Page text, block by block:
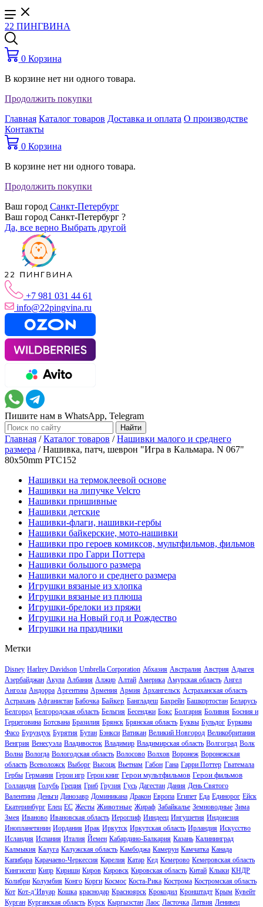
22 ПИНГВИНА
0 Корзина
В корзине нет ни одного товара.
Продолжить покупки
Главная Каталог товаров Доставка и оплата О производстве
Контакты
0 Корзина
В корзине нет ни одного товара.
Продолжить покупки
Ваш город Санкт-Петербург
Ваш город Санкт-Петербург ?
Да, все верно Выбрать другой
+7 981 031 44 61
info@22pingvina.ru
Пишите нам в WhatsApp, Telegram
Главная /Каталог товаров /Нашивки малого и среднего
размера /Нашивка, патч, шеврон "Игра в Кальмара. N 067"
80x50mm PTC152
Нашивки на термоклеевой основе
Нашивки на липучке Velcro
Нашивки пришивные
Нашивки детские
Нашивки-флаги, нашивки-гербы
Нашивки байкерские, мото-нашивки
Нашивки про героев комиксов, мультфильмов, фильмов
Нашивки про Гарри Поттера
Нашивки большого размера
Нашивки малого и среднего размера
Игрушки вязаные из хлопка
Игрушки вязаные из плюша
Игрушки-брелоки из пряжи
Игрушки на Новый год и Рождество
Игрушки на праздники
Метки
Disney Harlrey Davidson Umbrella Corporation Абхазия Австралия Австрия Адыгея
Азербайджан Акула Албания Алжир Алтай Америка Амурская область Ангел
Ангола Андорра Аргентина Армения Армия Архангельск Астраханская область
Астрахань Афганистан Бабочка Байкер Бангладеш Бахрейн Башкортостан Беларусь
Белгород Белгородская область Бельгия Бесенджи Бокс Болгария Боливия Босния и
Герцеговина Ботсвана Бразилия Брянск Брянская область Буквы Бульдог Буркина
Фасо Бурундук Бурятия Бутан Бэнкси Ватикан Великий Новгород Великобритания
Венгрия Венесуэла Владивосток Владимир Владимирская область Волгоград Волк
Волна Вологда Вологодская область Волосово Волхов Воронеж Воронежская
область Всеволожск Выборг Высоцк Вьетнам Габон Гана Гарри Поттер Гватемала
Гербы Германия Герои игр Герои книг Герои мультфильмов Герои фильмов
Голландия Голубь Греция Гриб Грузия Гусь Дагестан Дания День Святого
Валентина Деньги Динозавр Доминикана Дракон Европа Египет Еда Единорог Ейск
Екатеринбург Елец ЕС Жесты Животные Жираф Забайкалье Земноводные Зима
Змея Иваново Ивановская область Иероглиф Ииндеец Ингушетия Индонезия
Инопланетянин Иордания Ирак Иркутск Иркутская область Ирландия Искусство
Исландия Испания Италия Йемен Кабардино-Балкария Казань Калининград
Калмыкия Калуга Калужская область Камбоджа Камерун Камчатка Канада
Капибара Карачаево-Черкессия Карелия Катар Кед Кемерово Кемеровская область
Кингисепп Кипр Кириши Киров Кировск Кировская область Китай Клыки КНДР
Колибри Колумбия Конго Корги Космос Коста-Рика Кострома Костромская область
Кот Кот-д’Ивуар Кошка краснодар Красноярск Крокодил Кронштадт Крым Кувейт
Курган Курганская область Курск Кыргызстан Лаос Ласточка Латвия Ленивец